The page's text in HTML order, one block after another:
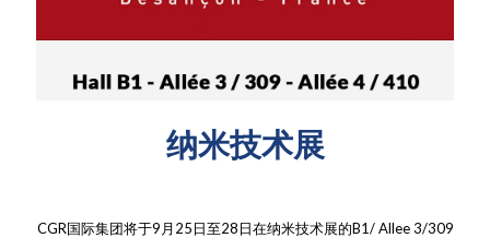
纳米技术展
CGR国际集团将于9月25日至28日在纳米技术展的B1/ Allee 3/309